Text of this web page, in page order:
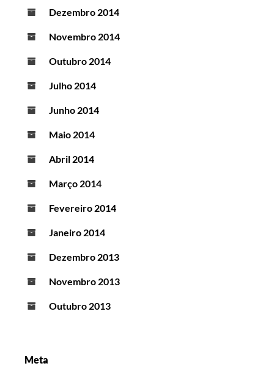
Dezembro 2014
Novembro 2014
Outubro 2014
Julho 2014
Junho 2014
Maio 2014
Abril 2014
Março 2014
Fevereiro 2014
Janeiro 2014
Dezembro 2013
Novembro 2013
Outubro 2013
Meta